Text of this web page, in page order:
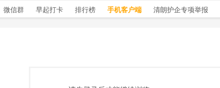
微信群 早起打卡 排行榜 手机客户端 清朗护企专项举报